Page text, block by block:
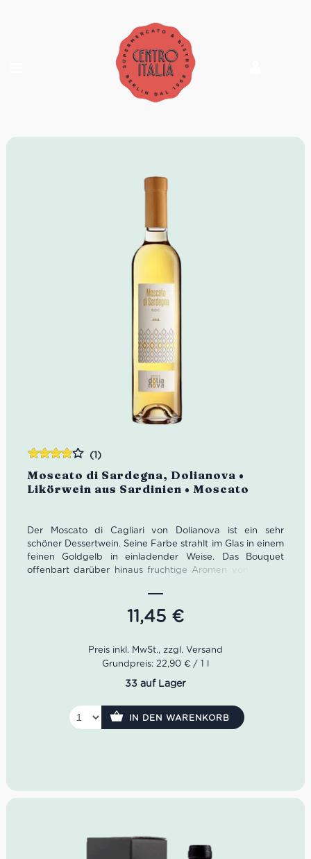
Moscato di Sardegna, Dolianova •
Likörwein aus Sardinien • Moscato
(1)
Der Moscato di Cagliari von Dolianova ist ein sehr
schöner Dessertwein. Seine Farbe strahlt im Glas in einem
feinen Goldgelb in einladender Weise. Das Bouquet
offenbart darüber hinaus fruchtige Aromen von Vanille,
Geruch: Vanille, Orangenschale, Melone
Geschmack: vielschichtig, vollmundig, elegant
11,45 €
mit4.00
von 5
Grundpreis: 22,90 € / 1 l
33 auf Lager
IN DEN WARENKORB